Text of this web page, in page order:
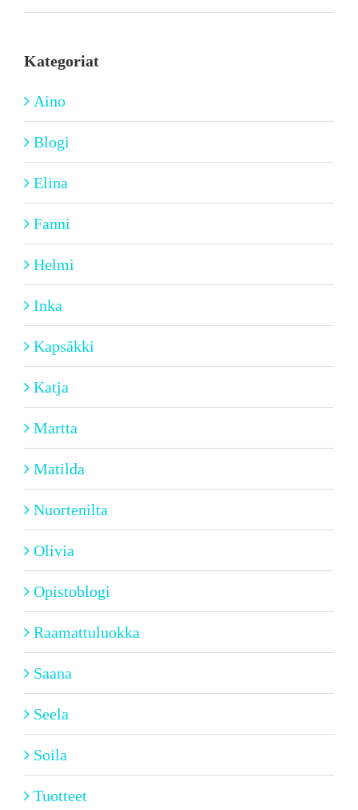
Kategoriat
Aino
Blogi
Elina
Fanni
Helmi
Inka
Kapsäkki
Katja
Martta
Matilda
Nuortenilta
Olivia
Opistoblogi
Raamattuluokka
Saana
Seela
Soila
Tuotteet